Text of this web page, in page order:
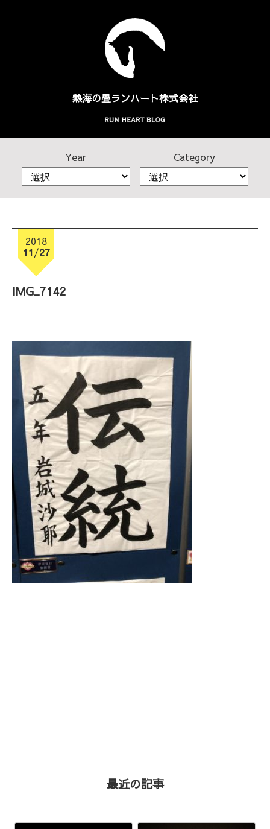
熱海の畳ランハート株式会社
Year Category
2018
11/27
IMG_7142
最近の記事